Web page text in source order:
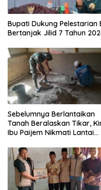
Bupati Dukung Pelestarian
Bertanjak Jilid 7 Tahun
Sebelumnya Berlantaikan
Tanah Beralaskan Tikar,
Ibu Paijem Nikmati Lantai
Satgas TMMD Ke-129
0208/Asahan